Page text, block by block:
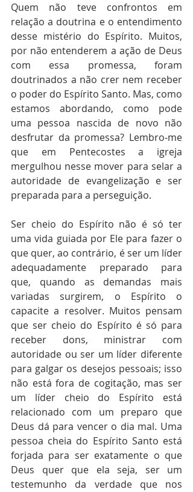
Quem não teve confrontos em
relação a doutrina e o entendimento
desse mistério do Espírito. Muitos,
por não entenderem a ação de Deus
com essa promessa, foram
doutrinados a não crer nem receber
o poder do Espírito Santo. Mas, como
estamos abordando, como pode
uma pessoa nascida de novo não
desfrutar da promessa? Lembro-me
que em Pentecostes a igreja
mergulhou nesse mover para selar a
autoridade de evangelização e ser
preparada para a perseguição.
Ser cheio do Espírito não é só ter
uma vida guiada por Ele para fazer o
que quer, ao contrário, é ser um líder
adequadamente preparado para
que, quando as demandas mais
variadas surgirem, o Espírito o
capacite a resolver. Muitos pensam
que ser cheio do Espírito é só para
receber dons, ministrar com
autoridade ou ser um líder diferente
para galgar os desejos pessoais; isso
não está fora de cogitação, mas ser
um líder cheio do Espírito está
relacionado com um preparo que
Deus dá para vencer o dia mal. Uma
pessoa cheia do Espírito Santo está
forjada para ser exatamente o que
Deus quer que ela seja, ser um
testemunho da verdade que nos